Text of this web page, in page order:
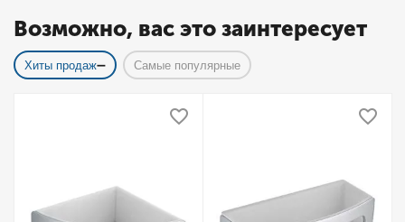
Возможно, вас это заинтересует
Хиты продаж Самые популярные